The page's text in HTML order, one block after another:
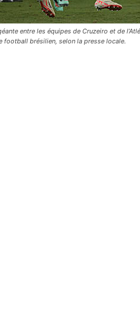
entre les équipes de Cruzeiro et de
football brésilien, selon la presse locale.